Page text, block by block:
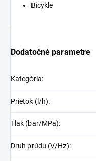
Bicykle
Dodatočné parametre
Kategória:
Prietok (l/h):
Tlak (bar/MPa):
Druh prúdu (V/Hz):